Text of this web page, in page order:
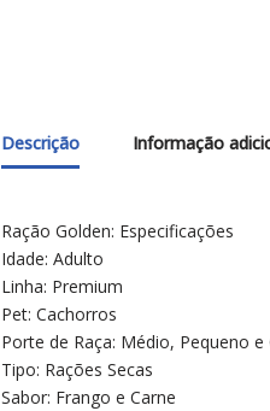
Descrição Informação
Ração Golden: Especificações
Idade: Adulto
Linha: Premium
Pet: Cachorros
Porte de Raça: Médio, Pequeno e
Tipo: Rações Secas
Sabor: Frango e Carne